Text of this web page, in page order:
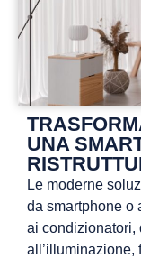
UNA
Le moderne
da smartphone o
ai condizionatori,
all’illuminazione,